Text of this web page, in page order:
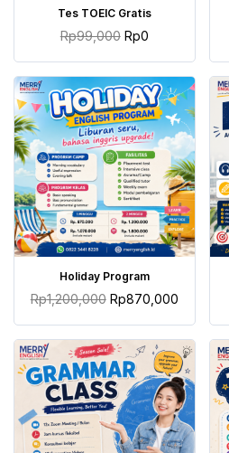
TAMBAH KE KERANJANG
Tes TOEIC Gratis
Rp99,000 Rp0
TAMBAH KE KERANJANG
Holiday Program
Rp1,200,000 Rp870,000